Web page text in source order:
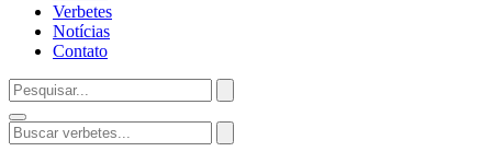
Verbetes
Notícias
Contato